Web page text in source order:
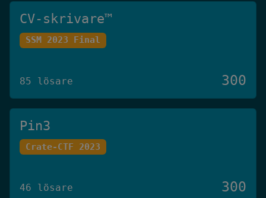
CV-skrivare™️
SSM 2023 Final
85 lösare 300
Pin3
Crate-CTF 2023
46 lösare 300